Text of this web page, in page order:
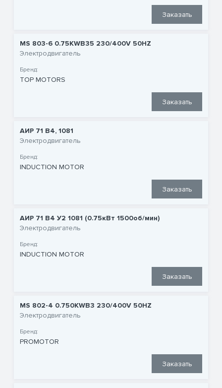
Заказать
MS 803-6 0.75KWB35 230/400V 50HZ
Электродвигатель
Бренд:
TOP MOTORS
Заказать
АИР 71 В4, 1081
Электродвигатель
Бренд:
INDUCTION MOTOR
Заказать
АИР 71 B4 У2 1081 (0.75кВт 1500об/мин)
Электродвигатель
Бренд:
INDUCTION MOTOR
Заказать
MS 802-4 0.750KWB3 230/400V 50HZ
Электродвигатель
Бренд:
PROMOTOR
Заказать